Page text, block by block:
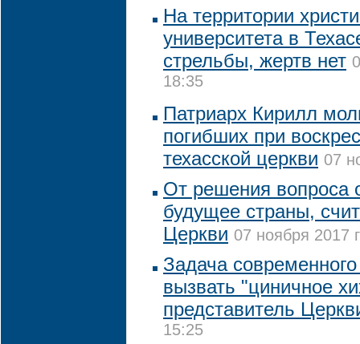
На территории
университета в
стрельбы, жертв нет
18:35
Патриарх Кирилл
погибших при
техасской церкви 07
От решения вопроса
будущее страны,
Церкви 07 ноября 2017
Задача современного
вызвать "циничное
представитель
15:25